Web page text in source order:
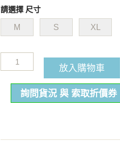
請選擇 尺寸
M S XL
放入購物車
詢問貨況 與 索取折價券